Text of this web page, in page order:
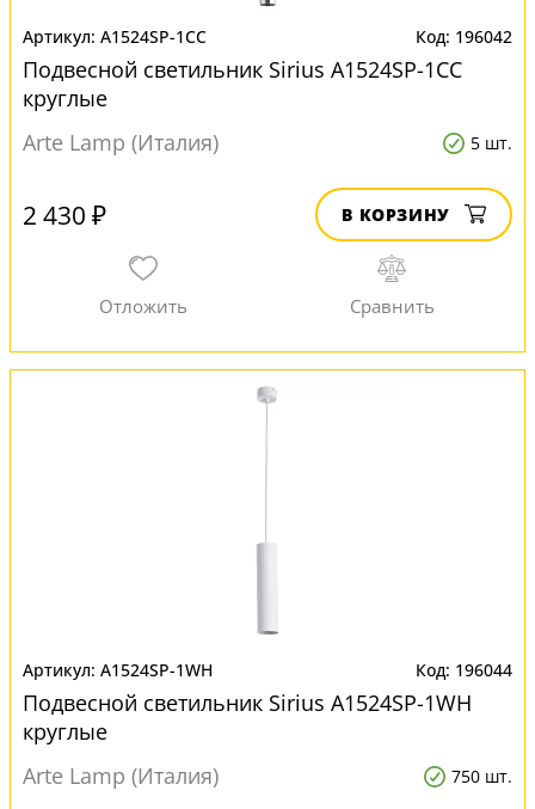
A1524SP-1CC 196042
Подвесной светильник Sirius A1524SP-1CC
круглые
Arte Lamp (Италия)
5 шт.
2 430 ₽ В КОРЗИНУ
A1524SP-1WH 196044
Подвесной светильник Sirius A1524SP-1WH
круглые
Arte Lamp (Италия)
750 шт.